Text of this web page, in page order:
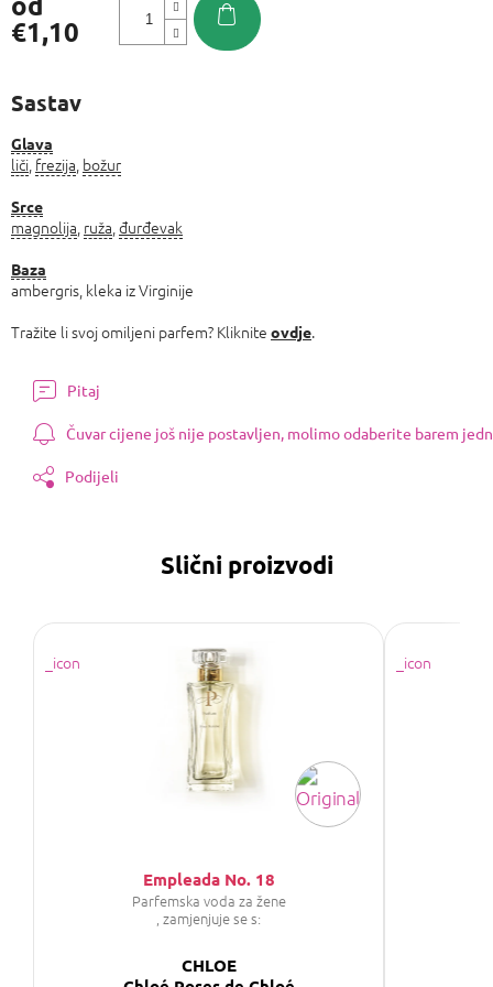
€1,10
Sastav
Glava
liči frezija božur
Srce
magnolija ruža đurđevak
Baza
ambergris, kleka iz Virginije
Tražite li svoj omiljeni parfem? Kliknite ovdje.
Pitaj
Čuvar cijene još nije postavljen, molimo odaberite barem
Podijeli
Slični proizvodi
Empleada No. 18
Parfemska voda za žene
, zamjenjuje se s:
CHLOE